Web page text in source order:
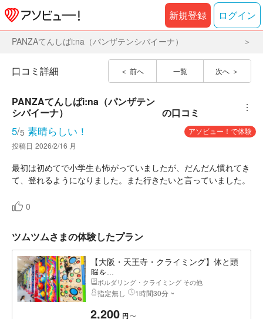
新規登録 ログイン
PANZAてんしばi:na（パンザテンシバイーナ）
前へ 一覧 次へ
口コミ詳細
PANZAてんしばi:na（パンザテン
シバイーナ）
の口コミ ︙
5/5 素晴らしい！
アソビュー！で体験
投稿日 2026/2/16 月
最初は初めてで小学生も怖がっていましたが、だんだん慣れてき
て、登れるようになりました。また行きたいと言っていました。
0
ツムツムさまの体験したプラン
【大阪・天王寺・クライミング】体と頭
脳を...
ボルダリング・クライミング その他
指定無し 1時間30分 ~
2,200 円 〜